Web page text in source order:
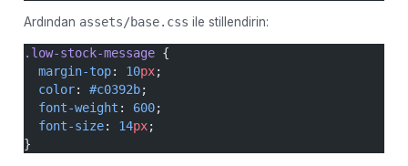
Ardından assets/base.css ile stillendirin:
.low-stock-message {
  margin-top
: 10px;
  color
: #c0392b;
  font-weight
: 600;
  font-size
: 14px;
}